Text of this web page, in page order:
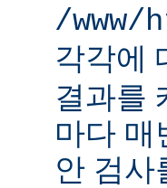
/www/
각각에
결과를
마다 매
안 검사